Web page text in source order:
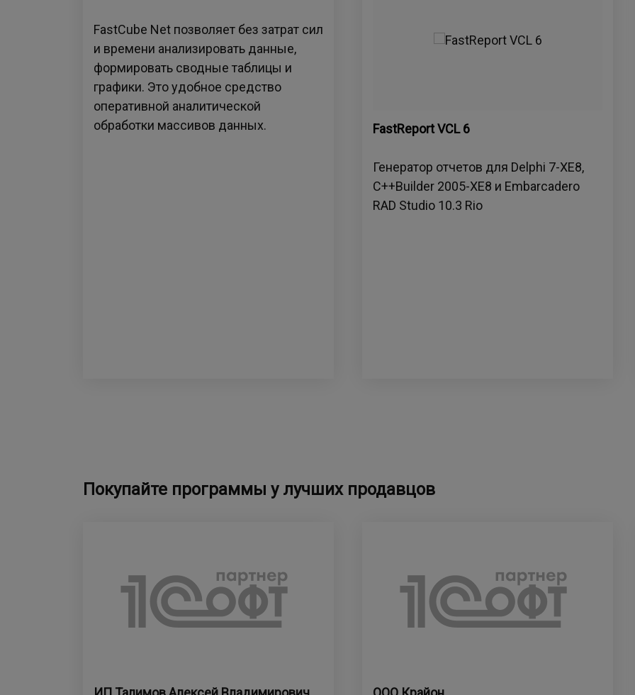
FastCube Net позволяет без затрат сил
и времени анализировать данные,
формировать сводные таблицы и
графики. Это удобное средство
оперативной аналитической
обработки массивов данных.
FastReport VCL 6
Генератор отчетов для Delphi 7-XE8,
C++Builder 2005-XE8 и Embarcadero
RAD Studio 10.3 Rio
Покупайте программы у лучших продавцов